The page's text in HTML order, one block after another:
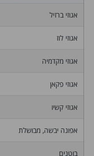
אגוזי ברזיל
אגוזי לוז
אגוזי מקדמיה
אגוזי פקאן
אגוזי קשיו
אפונה יבשה, מבושלת
בוטנים